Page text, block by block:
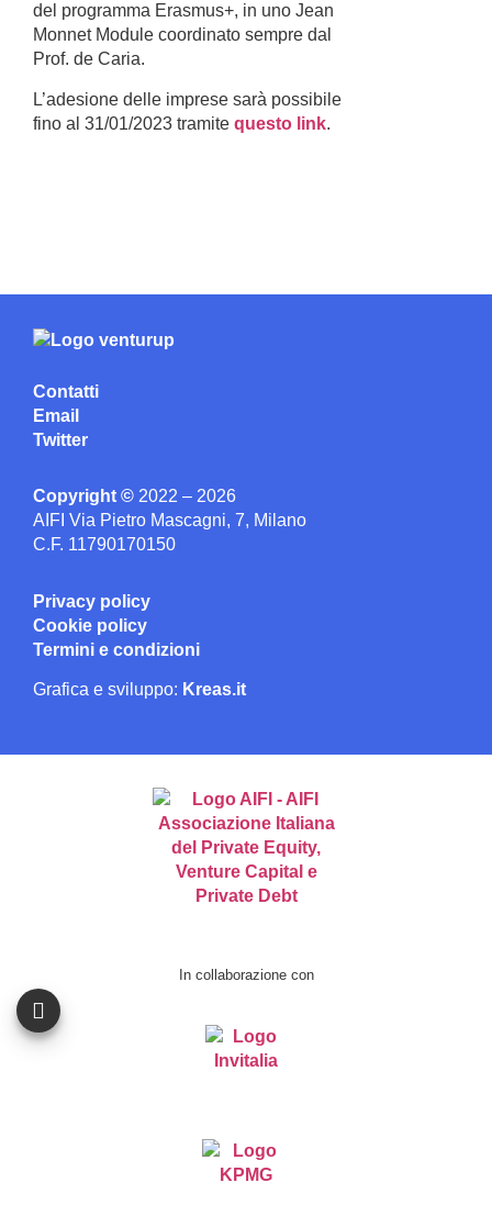
del programma Erasmus+, in uno Jean
Monnet Module coordinato sempre dal
Prof. de Caria.
L’adesione delle imprese sarà possibile
fino al 31/01/2023 tramite questo link.
Contatti
Email
Twitter
Copyright © 2022 – 2026
AIFI Via Pietro Mascagni, 7, Milano
C.F. 11790170150
Privacy policy
Cookie policy
Termini e condizioni
Grafica e sviluppo: Kreas.it
In collaborazione con